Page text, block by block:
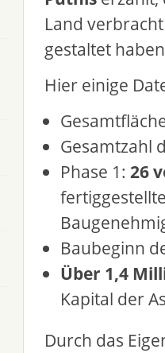
Land
gestaltet
Hier einige
Gesamtzahl
Phase 1: 26
Baubeginn
Über 1,4
Kapital der
Durch das